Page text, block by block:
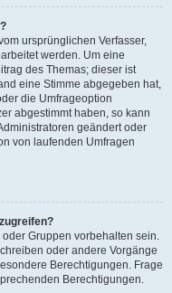
ursprünglichen Verfasser,
werden. Um eine
des Themas; dieser ist
eine Stimme abgegeben hat,
die Umfrageoption
abgestimmt haben, so kann
geändert oder
von laufenden Umfragen
Gruppen vorbehalten sein.
oder andere Vorgänge
Berechtigungen. Frage
Berechtigungen.